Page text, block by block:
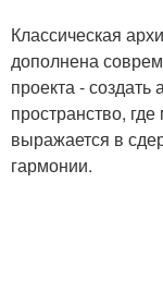
Классическая
дополнена
проекта -
пространство,
выражается в
гармонии.